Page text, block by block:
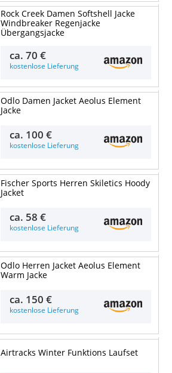
Rock Creek Damen Softshell Jacke
Windbreaker Regenjacke
Übergangsjacke
ca.70 €
kostenlose Lieferung
Odlo Damen Jacket Aeolus Element
Jacke
ca. 100 €
kostenlose Lieferung
Fischer Sports Herren Skiletics Hoody
Jacket
ca. 58 €
kostenlose Lieferung
Odlo Herren Jacket Aeolus Element
Warm Jacke
ca. 150 €
kostenlose Lieferung
Airtracks Winter Funktions Laufset